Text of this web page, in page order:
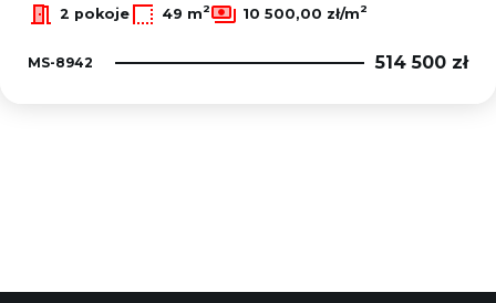
2 pokoje
49 m2 10 500,00 zł/m2
MS-8942 514 500 zł